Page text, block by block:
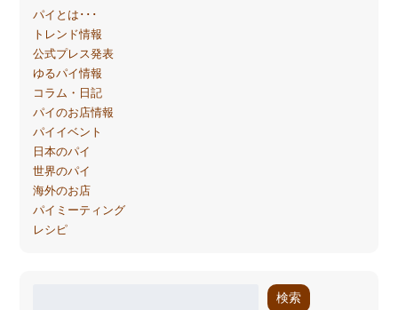
パイとは･･･
トレンド情報
公式プレス発表
ゆるパイ情報
コラム・日記
パイのお店情報
パイイベント
日本のパイ
世界のパイ
海外のお店
パイミーティング
レシピ
検索